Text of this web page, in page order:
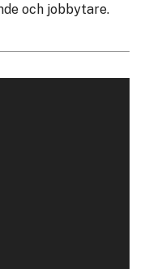
och jobbytare.